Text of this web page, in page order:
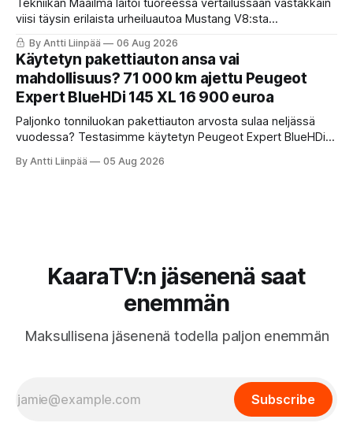
viisi täysin erilaista urheiluautoa Mustang V8:sta
käteen ja pani autot omaan paremmuusjärjestykseen
fiiliksen, käytettävyyden ja hinta-laatusuhteen perusteella.
By Antti Liinpää 06 Aug 2026
Käytetyn pakettiauton ansa vai
mahdollisuus? 71 000 km ajettu Peugeot
Expert BlueHDi 145 XL 16 900 euroa
Paljonko tonniluokan pakettiauton arvosta sulaa neljässä
vuodessa? Testasimme käytetyn Peugeot Expert BlueHDi
16 900 €. Perkaamme auton taustat, varusteet, ajo-
By Antti Liinpää 05 Aug 2026
KaaraTV:n jäsenenä saat
enemmän
Maksullisena jäsenenä todella paljon enemmän
Subscribe